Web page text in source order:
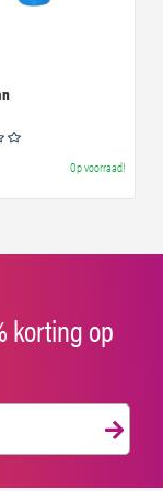
Op voorraad!
korting op